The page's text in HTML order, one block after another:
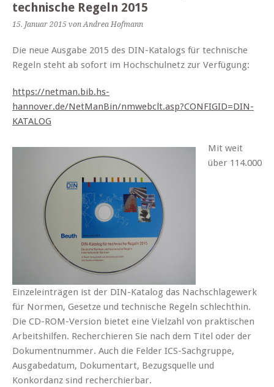
technische Regeln 2015
15. Januar 2015 von Andrea Hofmann
Die neue Ausgabe 2015 des DIN-Katalogs für technische
Regeln steht ab sofort im Hochschulnetz zur Verfügung:
https://netman.bib.hs-
hannover.de/NetManBin/nmwebclt.asp?CONFIGID=DIN-
KATALOG
Mit weit
über 114.000
Einzeleinträgen ist der DIN-Katalog das Nachschlagewerk
für Normen, Gesetze und technische Regeln schlechthin.
Die CD-ROM-Version bietet eine Vielzahl von praktischen
Arbeitshilfen. Recherchieren Sie nach dem Titel oder der
Dokumentnummer. Auch die Felder ICS-Sachgruppe,
Ausgabedatum, Dokumentart, Bezugsquelle und
Konkordanz sind recherchierbar.